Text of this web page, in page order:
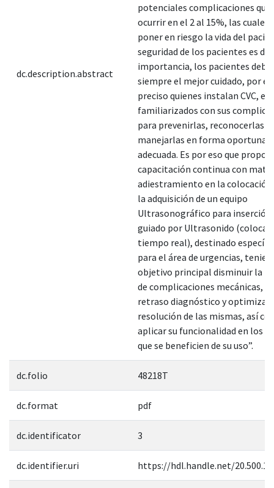
dc.description.abstract
potenciales complicaciones que
ocurrir en el 2 al 15%, las cuales
poner en riesgo la vida del
seguridad de los pacientes es de
importancia, los pacientes
siempre el mejor cuidado, por
preciso quienes instalan CVC,
familiarizados con sus
para prevenirlas, reconocerlas y
manejarlas en forma oportuna y
adecuada. Es por eso que
capacitación continua con
adiestramiento en la colocación
la adquisición de un equipo
Ultrasonográfico para inserción
guiado por Ultrasonido
tiempo real), destinado
para el área de urgencias,
objetivo principal disminuir la
de complicaciones mecánicas,
retraso diagnóstico y optimizar
resolución de las mismas, así
aplicar su funcionalidad en los
que se beneficien de su uso”.
dc.folio 48218T
dc.format pdf
dc.identificator 3
dc.identifier.uri https://hdl.handle.net/